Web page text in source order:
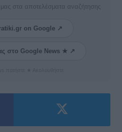
στα αποτελέσματα αναζήτησης
on Google ↗
στο Google News ★ ↗